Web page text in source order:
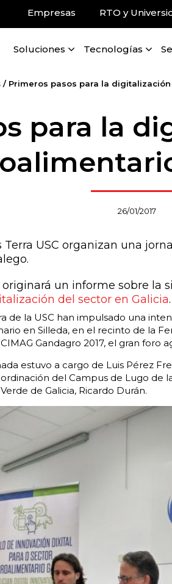
Empresas RTO y
Soluciones Tecnologías
/ Primeros pasos para la
para la
26/01/2017
USC organizan una
un informe sobre la
del sector en Galicia.
de la USC han impulsado una
en Silleda, en el recinto de la
Gandagro 2017, el gran foro
estuvo a cargo de Luis Pérez
del Campus de Lugo de
de Galicia, Ricardo Durán.